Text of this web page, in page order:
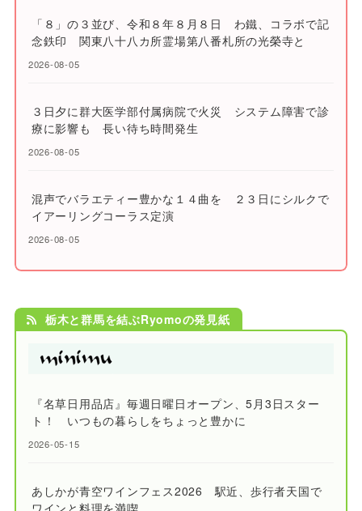
「８」の３並び、令和８年８月８日 わ鐵、コラボで記
念鉄印 関東八十八カ所霊場第八番札所の光榮寺と
2026-08-05
３日夕に群大医学部付属病院で火災 システム障害で診
療に影響も 長い待ち時間発生
2026-08-05
混声でバラエティー豊かな１４曲を ２３日にシルクで
イアーリングコーラス定演
2026-08-05
栃木と群馬を結ぶRyomoの発見紙
『名草日用品店』毎週日曜日オープン、5月3日スター
ト！ いつもの暮らしをちょっと豊かに
2026-05-15
あしかが青空ワインフェス2026 駅近、歩行者天国で
ワインと料理を満喫